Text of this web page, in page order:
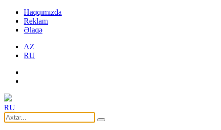
Haqqımızda
Reklam
Əlaqə
AZ
RU
RU